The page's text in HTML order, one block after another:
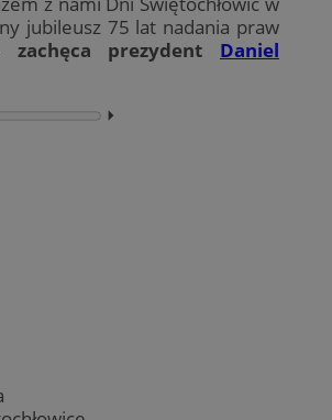
jubileusz 75 lat nadania praw
zachęca prezydent Daniel
⏵︎